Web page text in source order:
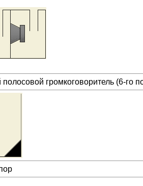
громкоговоритель (6-го